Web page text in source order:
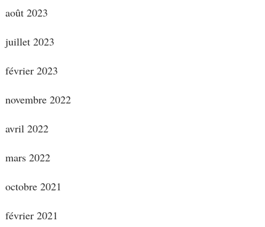
août 2023
juillet 2023
février 2023
novembre 2022
avril 2022
mars 2022
octobre 2021
février 2021